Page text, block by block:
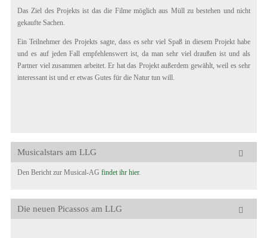
Das Ziel des Projekts ist das die Filme möglich aus Müll zu bestehen und nicht
gekaufte Sachen.
Ein Teilnehmer des Projekts sagte, dass es sehr viel Spaß in diesem Projekt habe
und es auf jeden Fall empfehlenswert ist, da man sehr viel draußen ist und als
Partner viel zusammen arbeitet. Er hat das Projekt außerdem gewählt, weil es sehr
interessant ist und er etwas Gutes für die Natur tun will.
Musicalstars am LLG
Den Bericht zur Musical-AG findet ihr hier.
Die neuen Picassos am LLG